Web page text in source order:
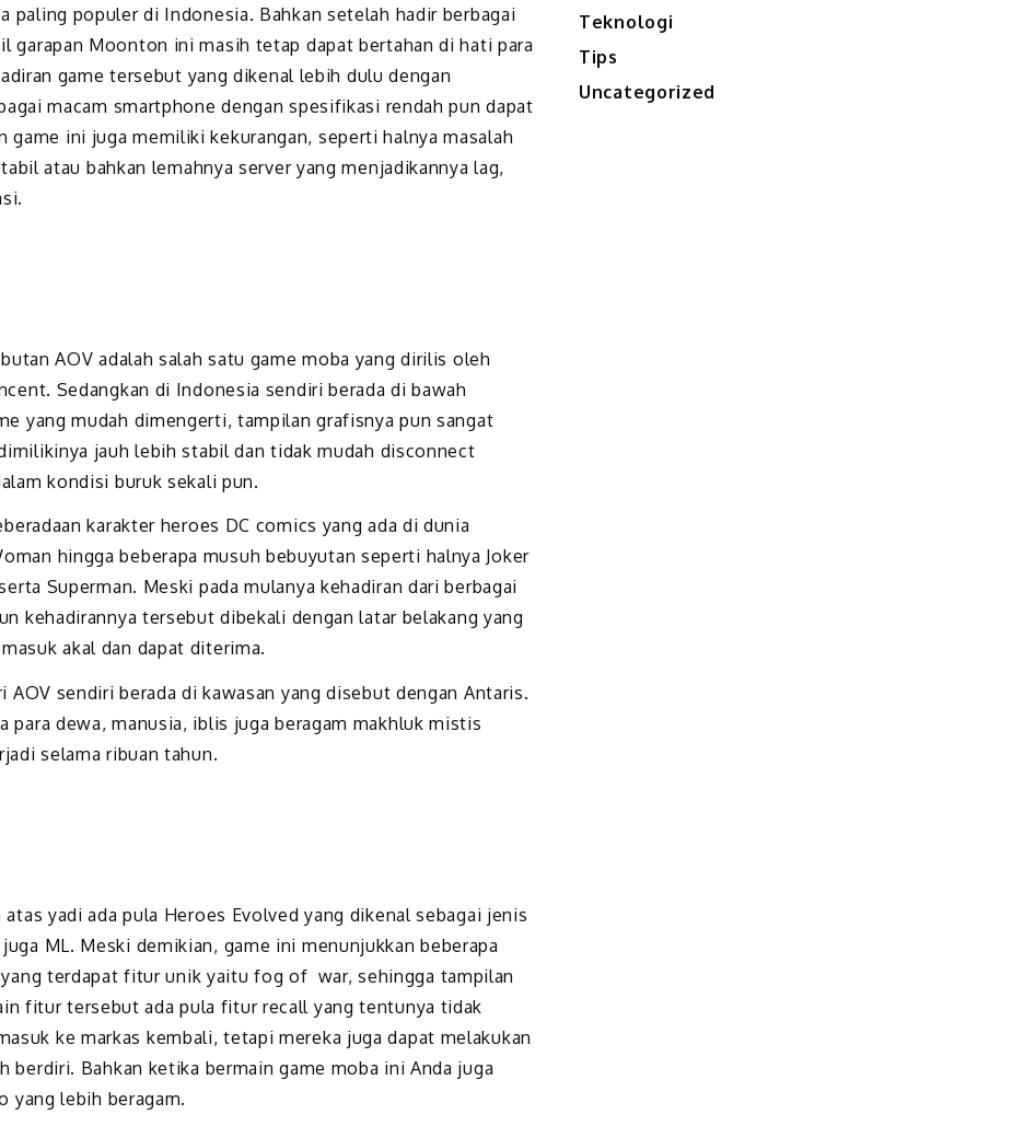
paling populer di Indonesia. Bahkan setelah hadir berbagai
garapan Moonton ini masih tetap dapat bertahan di hati para
game tersebut yang dikenal lebih dulu dengan
macam smartphone dengan spesifikasi rendah pun dapat
game ini juga memiliki kekurangan, seperti halnya masalah
atau bahkan lemahnya server yang menjadikannya lag,
AOV adalah salah satu game moba yang dirilis oleh
Sedangkan di Indonesia sendiri berada di bawah
yang mudah dimengerti, tampilan grafisnya pun sangat
jauh lebih stabil dan tidak mudah disconnect
kondisi buruk sekali pun.
karakter heroes DC comics yang ada di dunia
hingga beberapa musuh bebuyutan seperti halnya Joker
Superman. Meski pada mulanya kehadiran dari berbagai
kehadirannya tersebut dibekali dengan latar belakang yang
akal dan dapat diterima.
sendiri berada di kawasan yang disebut dengan Antaris.
dewa, manusia, iblis juga beragam makhluk mistis
selama ribuan tahun.
yadi ada pula Heroes Evolved yang dikenal sebagai jenis
ML. Meski demikian, game ini menunjukkan beberapa
terdapat fitur unik yaitu fog of war, sehingga tampilan
fitur tersebut ada pula fitur recall yang tentunya tidak
ke markas kembali, tetapi mereka juga dapat melakukan
Bahkan ketika bermain game moba ini Anda juga
yang lebih beragam.
Teknologi
Tips
Uncategorized